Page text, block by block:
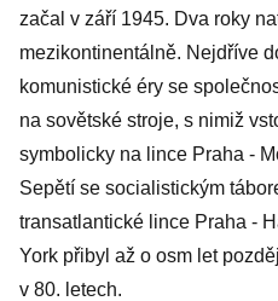
začal v září 1945. Dva roky
mezikontinentálně. Nejdříve
komunistické éry se
na sovětské stroje, s nimiž
symbolicky na lince Praha -
Sepětí se socialistickým
transatlantické lince Praha -
York přibyl až o osm let
v 80. letech.